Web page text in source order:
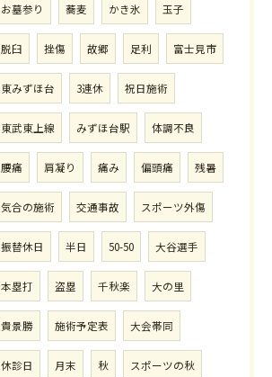
お墓参り 蕎麦 かき氷 玉子
脱臼 挫傷 故郷 足利 富士見市
東みずほ台 3連休 祝日施術
東武東上線 みずほ台駅 体調不良
腰痛 肩凝り 痛み 偏頭痛 残暑
気合の施術 交通事故 スポーツ外傷
振替休日 半日 50-50 大谷選手
本塁打 盗塁 千秋楽 大の里
貴景勝 施術予定表 大会帯同
休診日 月末 秋 スポーツの秋